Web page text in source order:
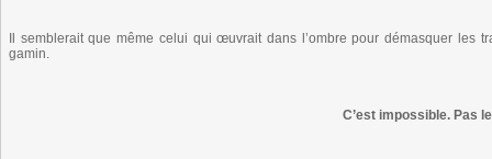
Il semblerait que même celui qui œuvrait dans l’ombre pour démasquer les
gamin.
C’est impossible. Pas